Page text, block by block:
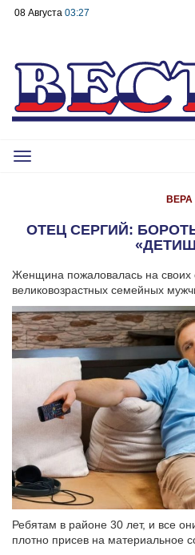
08 Августа 03:27
Toggle
ВЕРА
ОТЕЦ СЕРГИЙ:
Женщина пожаловалась на своих
великовозрастных семейных
Ребятам в районе 30 лет, и все
плотно присев на материальное